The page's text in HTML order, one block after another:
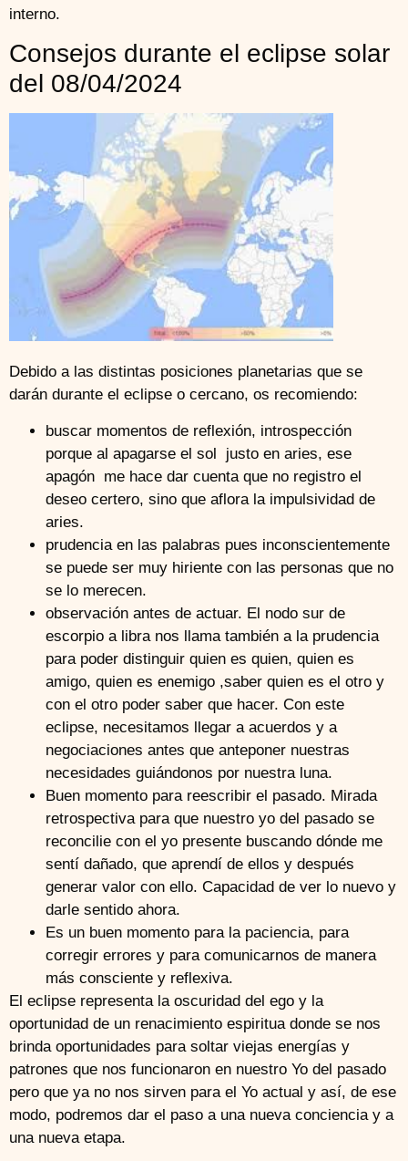
interno.
Consejos durante el eclipse solar
del 08/04/2024
Debido a las distintas posiciones planetarias que se
darán durante el eclipse o cercano, os recomiendo:
buscar momentos de reflexión, introspección
porque al apagarse el sol justo en aries, ese
apagón me hace dar cuenta que no registro el
deseo certero, sino que aflora la impulsividad de
aries.
prudencia en las palabras pues inconscientemente
se puede ser muy hiriente con las personas que no
se lo merecen.
observación antes de actuar. El nodo sur de
escorpio a libra nos llama también a la prudencia
para poder distinguir quien es quien, quien es
amigo, quien es enemigo ,saber quien es el otro y
con el otro poder saber que hacer. Con este
eclipse, necesitamos llegar a acuerdos y a
negociaciones antes que anteponer nuestras
necesidades guiándonos por nuestra luna.
Buen momento para reescribir el pasado. Mirada
retrospectiva para que nuestro yo del pasado se
reconcilie con el yo presente buscando dónde me
sentí dañado, que aprendí de ellos y después
generar valor con ello. Capacidad de ver lo nuevo y
darle sentido ahora.
Es un buen momento para la paciencia, para
corregir errores y para comunicarnos de manera
más consciente y reflexiva.
El eclipse representa la oscuridad del ego y la
oportunidad de un renacimiento espiritua donde se nos
brinda oportunidades para soltar viejas energías y
patrones que nos funcionaron en nuestro Yo del pasado
pero que ya no nos sirven para el Yo actual y así, de ese
modo, podremos dar el paso a una nueva conciencia y a
una nueva etapa.